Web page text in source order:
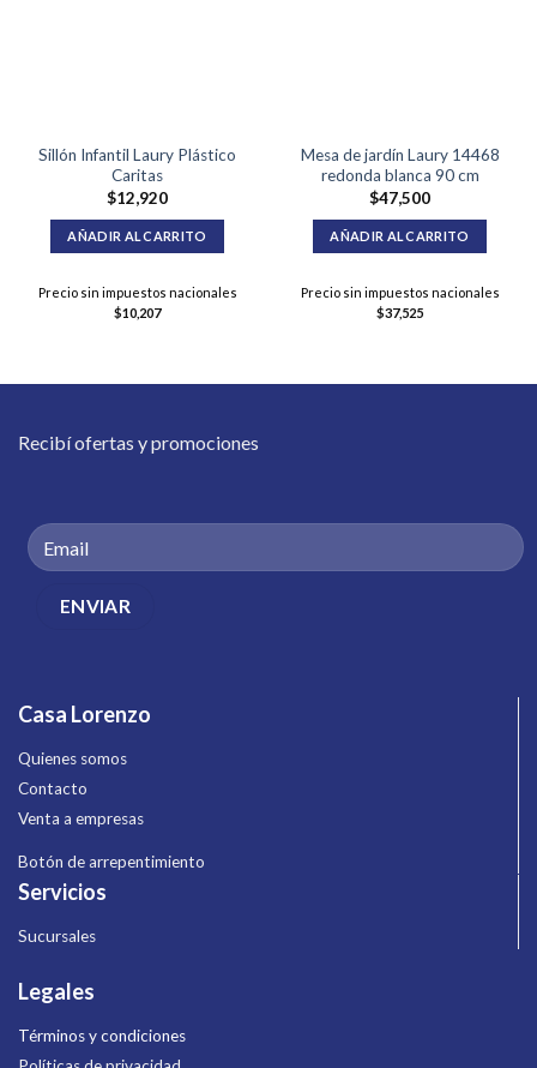
Sillón Infantil Laury Plástico
Caritas
$12,920
AÑADIR AL CARRITO
Precio sin impuestos nacionales
$10,207
Mesa de jardín Laury 14468
redonda blanca 90 cm
$47,500
AÑADIR AL CARRITO
Precio sin impuestos nacionales
$37,525
Recibí ofertas y promociones
Casa Lorenzo
Quienes somos
Contacto
Venta a empresas
Botón de arrepentimiento
Servicios
Sucursales
Legales
Términos y condiciones